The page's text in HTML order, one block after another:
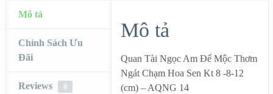
Mô tả
Chính Sách Ưu
Đãi
Reviews 0
Mô tả
Quan Tài Ngọc Am Để Mộc Thơm
Ngát Chạm Hoa Sen Kt 8 -8-12
(cm) – AQNG 14